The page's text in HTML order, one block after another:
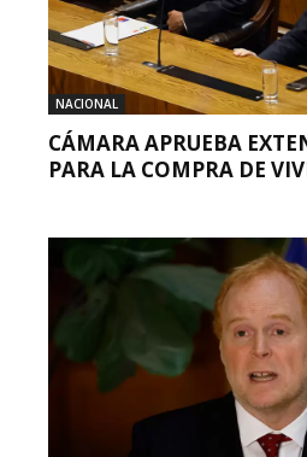
NACIONAL
CÁMARA APRUEBA
PARA LA COMPRA DE